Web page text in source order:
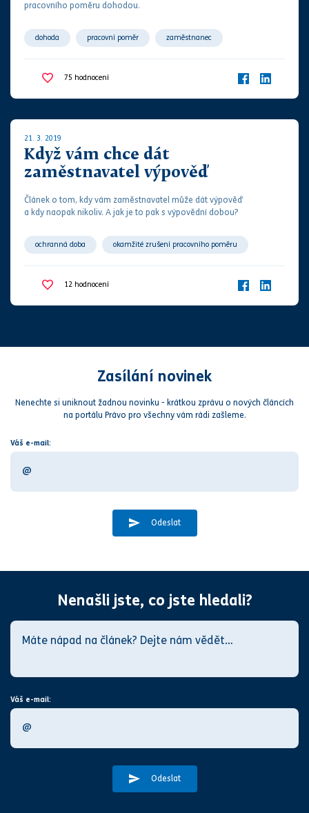
pracovního poměru dohodou.
dohoda pracovní poměr zaměstnanec
zaměstnavatel
75 hodnocení
21. 3. 2019
Když vám chce dát
zaměstnavatel výpověď
Článek o tom, kdy vám zaměstnavatel může dát výpověď
a kdy naopak nikoliv. A jak je to pak s výpovědní dobou​​​​?
ochranná doba okamžité zrušení pracovního poměru
pracovní poměr výpověď výpovědní doba
zaměstnanec
12 hodnocení
Zasílání novinek
Nenechte si uniknout žadnou novinku - krátkou zprávu o nových článcích
na portálu Právo pro všechny vám rádi zašleme.
Váš e-mail:
Odeslat
Nenašli jste, co jste hledali?
Váš e-mail:
Odeslat